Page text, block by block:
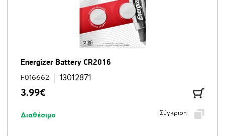
Energizer Battery CR2016
F016662 13012871
3.99€
Διαθέσιμο Σύγκριση